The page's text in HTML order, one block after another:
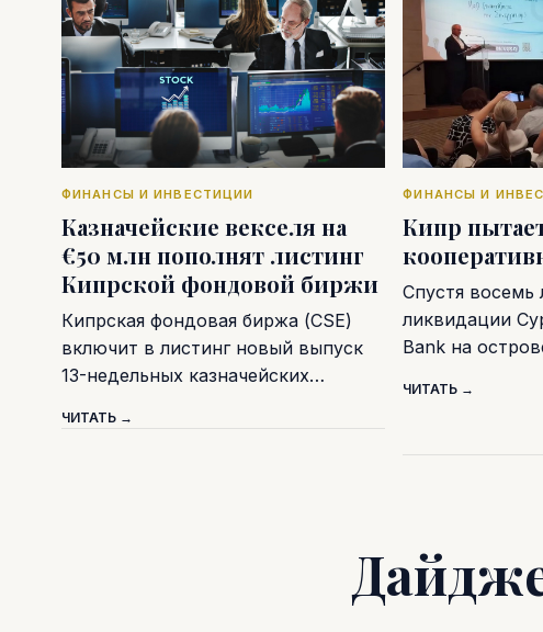
ФИНАНСЫ И ИНВЕСТИЦИИ
Казначейские векселя на
€50 млн пополнят листинг
Кипрской фондовой биржи
Кипрская фондовая биржа (CSE)
включит в листинг новый выпуск
13-недельных казначейских…
ЧИТАТЬ →
ФИНАНСЫ И
Кипр
Спустя восемь
ликвидации
Bank на
ЧИТАТЬ →